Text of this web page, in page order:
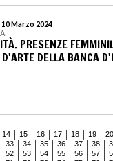
Marzo 2024
PRESENZE
D'ARTE DELLA BANCA
14 15 16 17 18 19
20
33 34 35 36 37 38
52 53 54 55 56 57